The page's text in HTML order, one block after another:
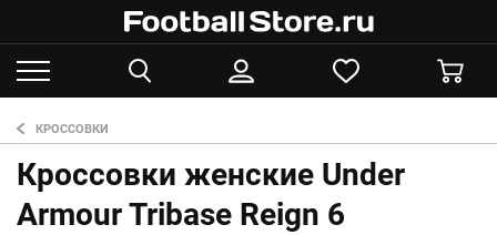
КРОССОВКИ
Кроссовки женские Under
Armour Tribase Reign 6